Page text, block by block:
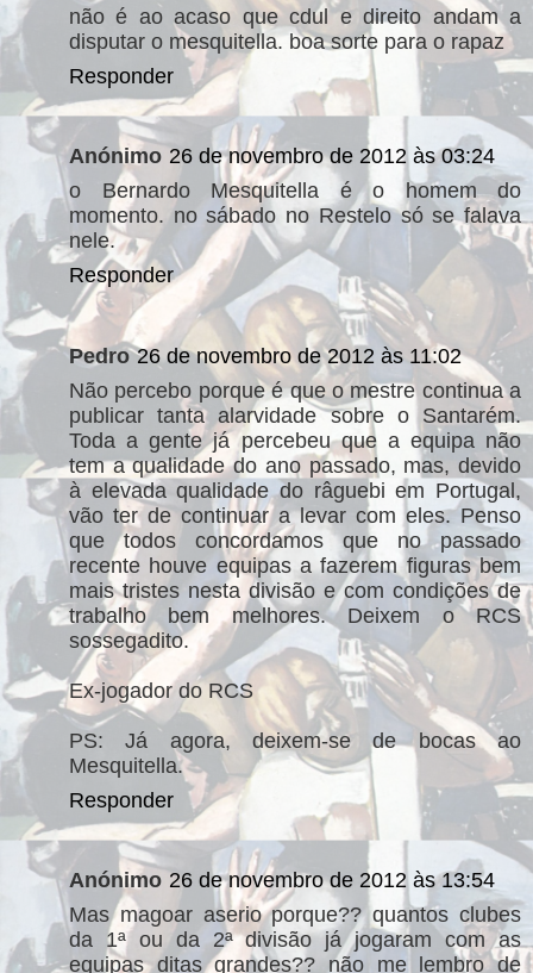
não é ao acaso que cdul e direito andam a
disputar o mesquitella. boa sorte para o rapaz
Responder
Anónimo 26 de novembro de 2012 às 03:24
o Bernardo Mesquitella é o homem do
momento. no sábado no Restelo só se falava
nele.
Responder
Pedro 26 de novembro de 2012 às 11:02
Não percebo porque é que o mestre continua a
publicar tanta alarvidade sobre o Santarém.
Toda a gente já percebeu que a equipa não
tem a qualidade do ano passado, mas, devido
à elevada qualidade do râguebi em Portugal,
vão ter de continuar a levar com eles. Penso
que todos concordamos que no passado
recente houve equipas a fazerem figuras bem
mais tristes nesta divisão e com condições de
trabalho bem melhores. Deixem o RCS
sossegadito.
Ex-jogador do RCS
PS: Já agora, deixem-se de bocas ao
Mesquitella.
Responder
Anónimo 26 de novembro de 2012 às 13:54
Mas magoar aserio porque?? quantos clubes
da 1ª ou da 2ª divisão já jogaram com as
equipas ditas grandes?? não me lembro de